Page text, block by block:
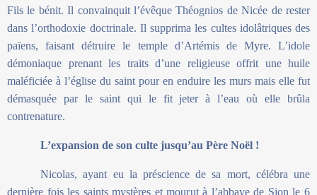
Fils le bénit. Il convainquit l’évêque Théognios de Nicée de rester
dans l’orthodoxie doctrinale. Il supprima les cultes idolâtriques des
païens, faisant détruire le temple d’Artémis de Myre. L’idole
démoniaque prenant les traits d’une religieuse offrit une huile
maléficiée à l’église du saint pour en enduire les murs mais elle fut
démasquée par le saint qui le fit jeter à l’eau où elle brûla
contrenature.
L’expansion de son culte jusqu’au Père Noël !
Nicolas, ayant eu la préscience de sa mort, célébra une
dernière fois les saints mystères et mourut à l’abbaye de Sion le 6